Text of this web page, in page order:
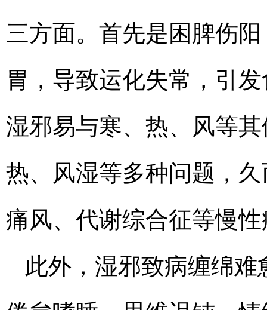
三方面。首先是困脾伤
胃，导致运化失常，引
湿邪易与寒、热、风等
热、风湿等多种问题，
痛风、代谢综合征等慢
此外，湿邪致病缠绵